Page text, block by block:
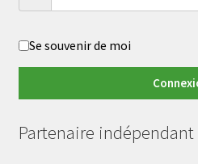
Se souvenir de moi
Partenaire